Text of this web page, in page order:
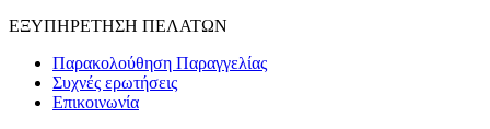
ΕΞΥΠΗΡΕΤΗΣΗ ΠΕΛΑΤΩΝ
Παρακολούθηση Παραγγελίας
Συχνές ερωτήσεις
Επικοινωνία